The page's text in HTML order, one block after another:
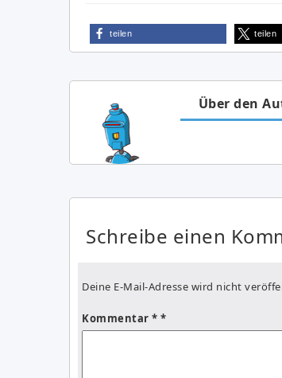
teilen teilen
Über den
Schreibe einen
Deine E-Mail-Adresse wird nicht
Kommentar *